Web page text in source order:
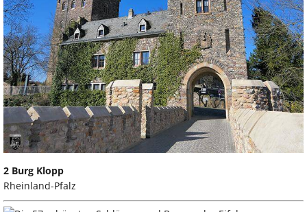
2 Burg Klopp
Rheinland-Pfalz